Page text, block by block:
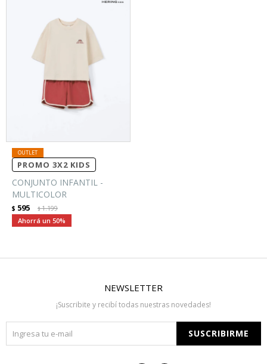
PROMO 3X2 KIDS
CONJUNTO INFANTIL -
MULTICOLOR
$ 595 $1.199
50
NEWSLETTER
¡Suscribite y recibí todas nuestras novedades!
SUSCRIBIRME